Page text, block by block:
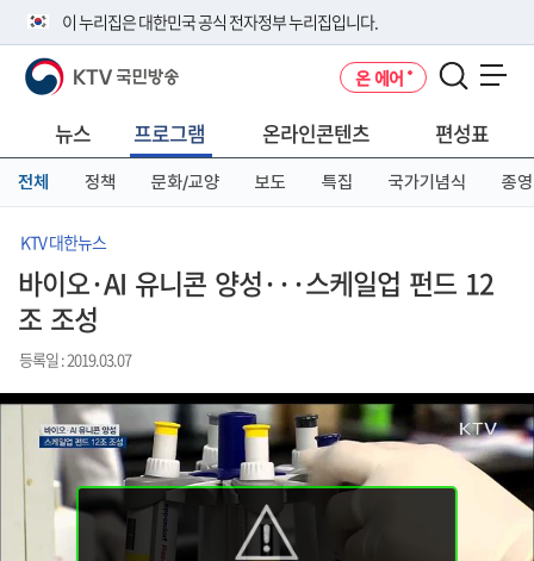
이 누리집은 대한민국 공식 전자정부 누리집입니다.
공식 누리집 주소 확인하기
니다.
이밖에 or.kr 또는 .kr등 다른 도메인 주소를 사용하고 있다면 아래 URL에
서 도메인 주소를 확인해 보세요
KTV 국민방송 온 에어
뉴스 프로그램 온라인콘텐츠 편성표
전체 정책 문화/교양 보도 특집 국가기념식 종영
KTV 대한뉴스
바이오·AI 유니콘 양성···스케일업 펀드 12
조 조성
등록일 : 2019.03.07